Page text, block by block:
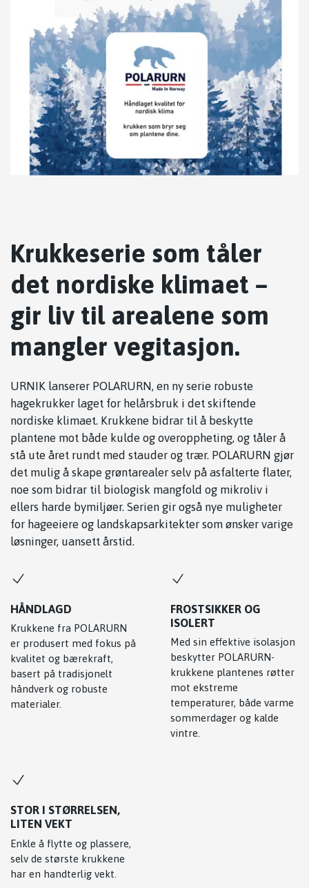
Krukkeserie som tåler
det nordiske klimaet –
gir liv til arealene som
mangler vegitasjon.
URNIK lanserer POLARURN, en ny serie robuste
hagekrukker laget for helårsbruk i det skiftende
nordiske klimaet. Krukkene bidrar til å beskytte
plantene mot både kulde og overoppheting, og tåler å
stå ute året rundt med stauder og trær. POLARURN gjør
det mulig å skape grøntarealer selv på asfalterte flater,
noe som bidrar til biologisk mangfold og mikroliv i
ellers harde bymiljøer. Serien gir også nye muligheter
for hageeiere og landskapsarkitekter som ønsker varige
løsninger, uansett årstid.
HÅNDLAGD
Krukkene fra POLARURN
er produsert med fokus på
kvalitet og bærekraft,
basert på tradisjonelt
håndverk og robuste
materialer.
FROSTSIKKER OG
ISOLERT
Med sin effektive isolasjon
beskytter POLARURN-
krukkene plantenes røtter
mot ekstreme
temperaturer, både varme
sommerdager og kalde
vintre.
STOR I STØRRELSEN,
LITEN VEKT
Enkle å flytte og plassere,
selv de største krukkene
har en handterlig vekt.